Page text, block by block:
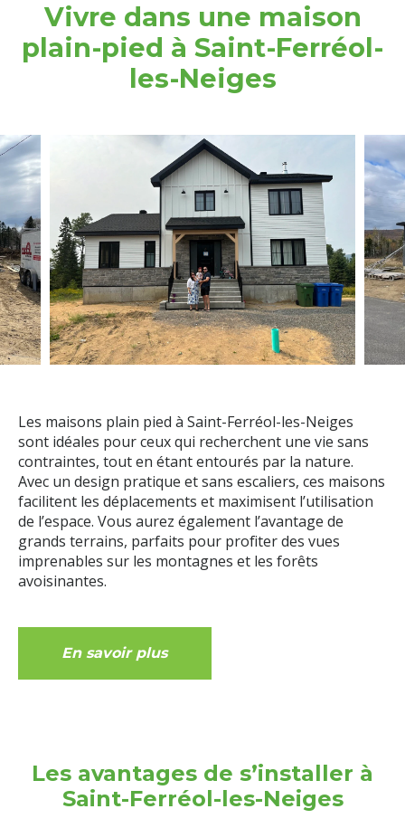
Vivre dans une maison
plain-pied à Saint-Ferréol-
les-Neiges
Les maisons plain pied à Saint-Ferréol-les-Neiges
sont idéales pour ceux qui recherchent une vie sans
contraintes, tout en étant entourés par la nature.
Avec un design pratique et sans escaliers, ces maisons
facilitent les déplacements et maximisent l’utilisation
de l’espace. Vous aurez également l’avantage de
grands terrains, parfaits pour profiter des vues
imprenables sur les montagnes et les forêts
avoisinantes.
En savoir plus
Les avantages de s’installer à
Saint-Ferréol-les-Neiges